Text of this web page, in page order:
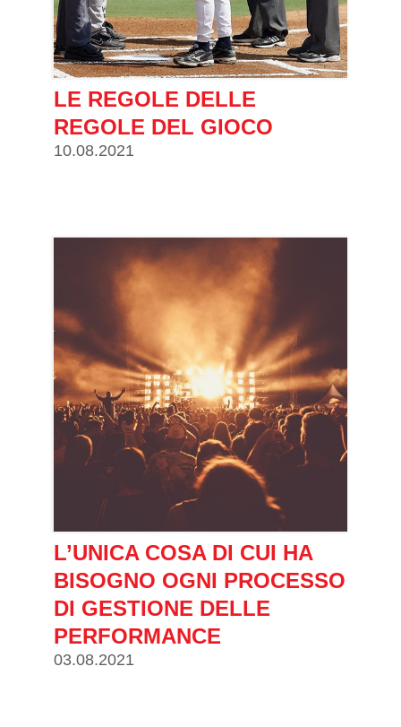
LE REGOLE DELLE
REGOLE DEL GIOCO
10.08.2021
L’UNICA COSA DI CUI HA
BISOGNO OGNI PROCESSO
DI GESTIONE DELLE
PERFORMANCE
03.08.2021